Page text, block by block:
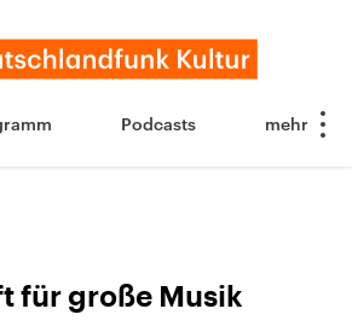
Podcasts
für große Musik